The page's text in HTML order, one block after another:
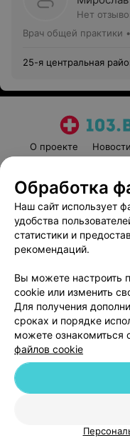
Нет
Врач общей практики
25-я центральная
О проекте
© 2026 ООО «Артокс Лаб»,
Служба
Обработка
Наш сайт использует
удобства
статистики и
рекомендаций.
Вы можете настроить
cookie или изменить
Для получения
сроках и порядке
можете ознакомиться
файлов cookie